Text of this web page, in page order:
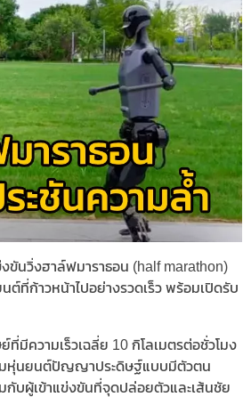
ขันวิ่งฮาล์ฟมาราธอน (half marathon)
ที่ก้าวหน้าไปอย่างรวดเร็ว พร้อมเปิดรับ
มีความเร็วเฉลี่ย 10 กิโลเมตรต่อชั่วโมง
มหุ่นยนต์ปัญญาประดิษฐ์แบบมีตัวตน
กับผู้เข้าแข่งขันที่จุดปล่อยตัวและเส้นชัย